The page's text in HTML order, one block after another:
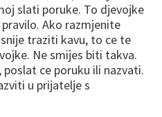
slati poruke. To djevojke
Ako razmjenite
traziti kavu, to ce te
Ne smijes biti takva.
ce poruku ili nazvati.
u prijatelje s